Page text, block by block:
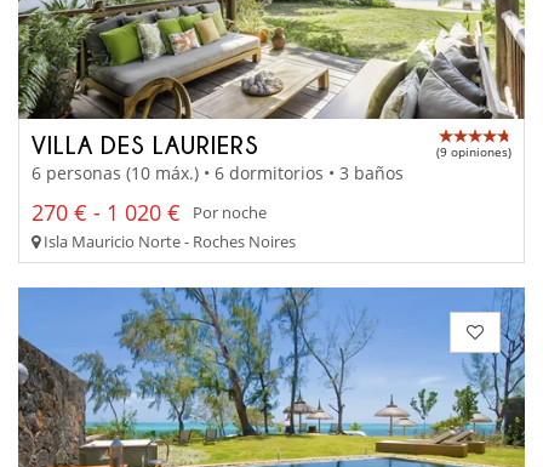
VILLA DES LAURIERS (9 opiniones)
6 personas (10 máx.) • 6 dormitorios • 3 baños
270 € - 1 020 €
Por noche
Isla Mauricio Norte - Roches Noires